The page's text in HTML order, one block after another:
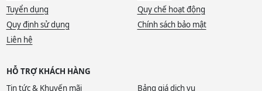
Tuyển dụng
Quy chế hoạt động
Quy định sử dụng
Chính sách bảo mật
Liên hệ
HỖ TRỢ KHÁCH HÀNG
Tin tức & Khuyến mãi
Bảng giá dịch vụ